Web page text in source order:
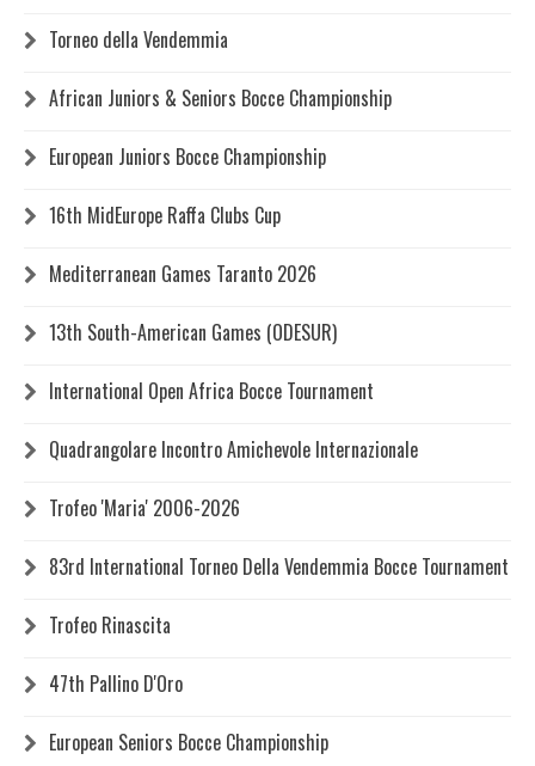
Torneo della Vendemmia
African Juniors & Seniors Bocce Championship
European Juniors Bocce Championship
16th MidEurope Raffa Clubs Cup
Mediterranean Games Taranto 2026
13th South-American Games (ODESUR)
International Open Africa Bocce Tournament
Quadrangolare Incontro Amichevole Internazionale
Trofeo 'Maria' 2006-2026
83rd International Torneo Della Vendemmia Bocce Tournament
Trofeo Rinascita
47th Pallino D'Oro
European Seniors Bocce Championship